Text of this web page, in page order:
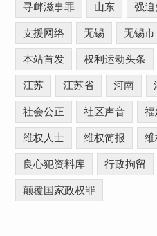
寻衅滋事罪 山东 强
支援网络 无锡 无锡市
本站首发 权利运动头条
江苏 江苏省 河南
社会公正 社区声音 福
维权人士 维权简报 维
良心犯资料库 行政拘留
颠覆国家政权罪